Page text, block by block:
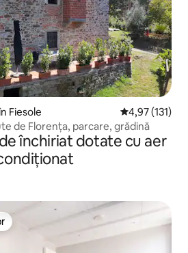
Fiesole Scor mediu
4,97 (131)
de Florența, parcare, grădină
închiriat dotate cu aer
Alegerea oaspeților